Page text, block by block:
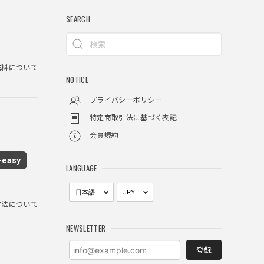
料について
easy
について
SEARCH
NOTICE
プライバシーポリシー
特定商取引法に基づく表記
会員規約
LANGUAGE
NEWSLETTER
登録